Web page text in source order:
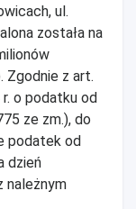
ul.
została na
z art.
o podatku od
ze zm.), do
podatek od
dzień
należnym